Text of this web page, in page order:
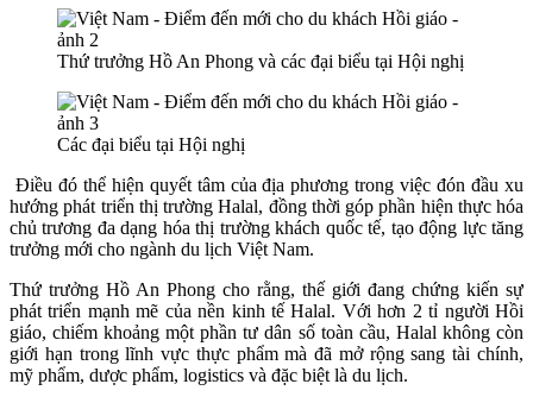
Thứ trưởng Hồ An Phong và các đại biểu tại Hội nghị
Các đại biểu tại Hội nghị
Điều đó thể hiện quyết tâm của địa phương trong việc đón đầu xu
hướng phát triển thị trường Halal, đồng thời góp phần hiện thực hóa
chủ trương đa dạng hóa thị trường khách quốc tế, tạo động lực tăng
trưởng mới cho ngành du lịch Việt Nam.
Thứ trưởng Hồ An Phong cho rằng, thế giới đang chứng kiến sự
phát triển mạnh mẽ của nền kinh tế Halal. Với hơn 2 tỉ người Hồi
giáo, chiếm khoảng một phần tư dân số toàn cầu, Halal không còn
giới hạn trong lĩnh vực thực phẩm mà đã mở rộng sang tài chính,
mỹ phẩm, dược phẩm, logistics và đặc biệt là du lịch.